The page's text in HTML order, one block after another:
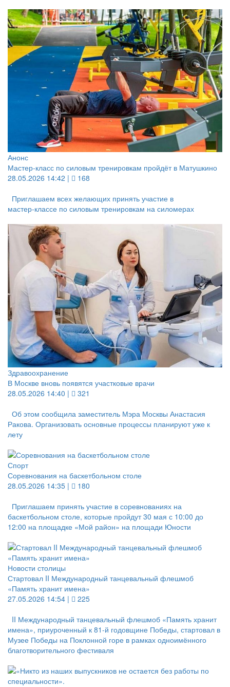
Анонс
Мастер‑класс по силовым тренировкам пройдёт в Матушкино
28.05.2026 14:42 |
168
Приглашаем всех желающих принять участие в
мастер‑классе по силовым тренировкам на силомерах
Здравоохранение
В Москве вновь появятся участковые врачи
28.05.2026 14:40 |
321
Об этом сообщила заместитель Мэра Москвы Анастасия
Ракова. Организовать основные процессы планируют уже к
лету
Спорт
Соревнования на баскетбольном столе
28.05.2026 14:35 |
180
Приглашаем принять участие в соревнованиях на
баскетбольном столе, которые пройдут 30 мая с 10:00 до
12:00 на площадке «Мой район» на площади Юности
Новости столицы
Стартовал II Международный танцевальный флешмоб
«Память хранит имена»
27.05.2026 14:54 |
225
II Международный танцевальный флешмоб «Память хранит
имена», приуроченный к 81-й годовщине Победы, стартовал в
Музее Победы на Поклонной горе в рамках одноимённого
благотворительного фестиваля